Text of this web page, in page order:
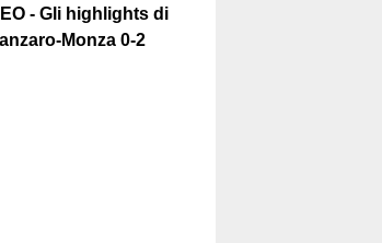
- Gli highlights di
Monza 0-2